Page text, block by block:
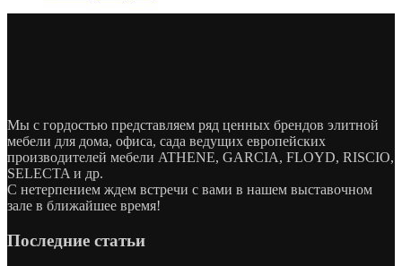
Мы с гордостью представляем ряд ценных брендов элитной
мебели для дома, офиса, сада ведущих европейских
производителей мебели ATHENE, GARCIA, FLOYD, RISCIO,
SELECTA и др.
С нетерпением ждем встречи с вами в нашем выставочном
зале в ближайшее время!
Последние статьи